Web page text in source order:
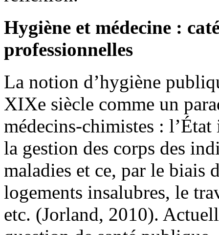
Hygiène et médecine :
professionnelles
La notion d’hygiène
XIXe siècle comme un
médecins-chimistes :
la gestion des corps des
maladies et ce, par le biais
logements insalubres, le
etc. (Jorland, 2010).